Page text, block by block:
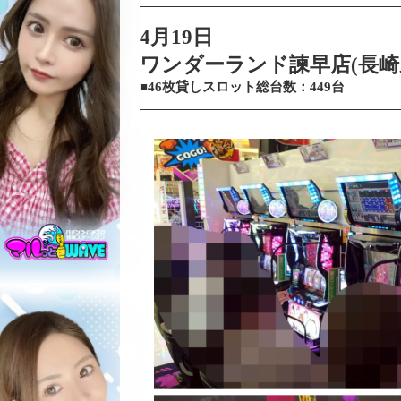
4月19日
ワンダーランド諫早店(長
■46枚貸しスロット総台数：449台